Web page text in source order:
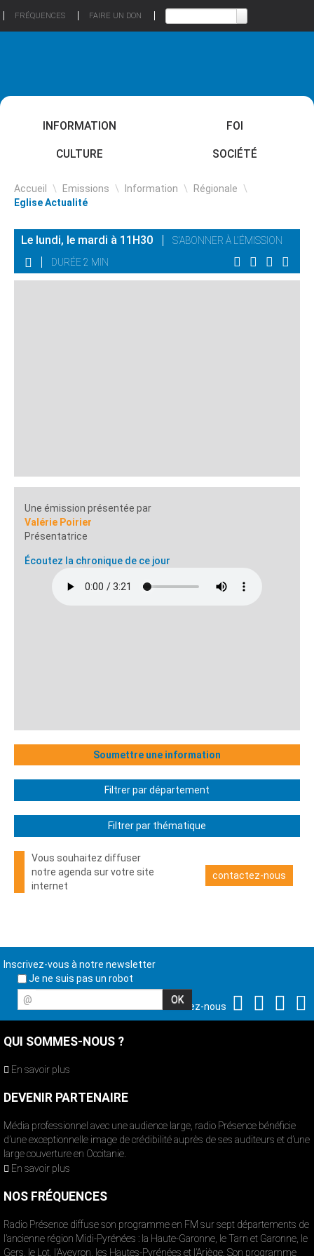
FRÉQUENCES FAIRE UN DON
INFORMATION FOI
CULTURE SOCIÉTÉ
Accueil \ Emissions \ Information \ Régionale \
Eglise Actualité
Le lundi, le mardi à 11H30
S'ABONNER À L'ÉMISSION
DURÉE 2 MIN
Une émission présentée par
Valérie Poirier
Présentatrice
Écoutez la chronique de ce jour
Soumettre une information
Filtrer par département
Filtrer par thématique
Vous souhaitez diffuser
notre agenda sur votre site
internet
contactez-nous
Inscrivez-vous à notre newsletter
Je ne suis pas un robot
@
Suivez-nous
QUI SOMMES-NOUS ?
En savoir plus
DEVENIR PARTENAIRE
Média professionnel avec une audience large, radio Présence bénéficie
d’une exceptionnelle image de crédibilité auprès de ses auditeurs et d’une
large couverture en Occitanie.
En savoir plus
NOS FRÉQUENCES
Radio Présence diffuse son programme en FM sur sept départements de
l’ancienne région Midi-Pyrénées : la Haute-Garonne, le Tarn et Garonne, le
Gers, le Lot, l’Aveyron, les Hautes-Pyrénées et l’Ariège. Son programme